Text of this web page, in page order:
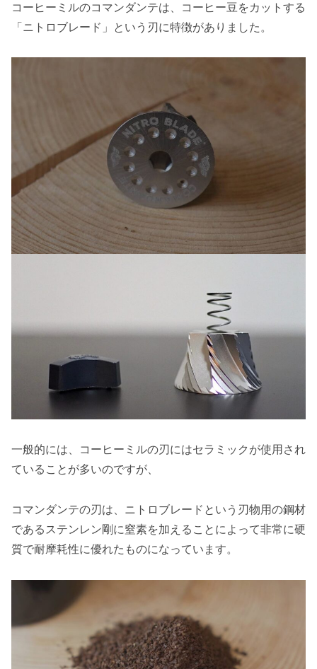
コーヒーミルのコマンダンテは、コーヒー豆をカットする
「ニトロブレード」という刃に特徴がありました。
一般的には、コーヒーミルの刃にはセラミックが使用され
ていることが多いのですが、
コマンダンテの刃は、ニトロブレードという刃物用の鋼材
であるステンレン剛に窒素を加えることによって非常に硬
質で耐摩耗性に優れたものになっています。